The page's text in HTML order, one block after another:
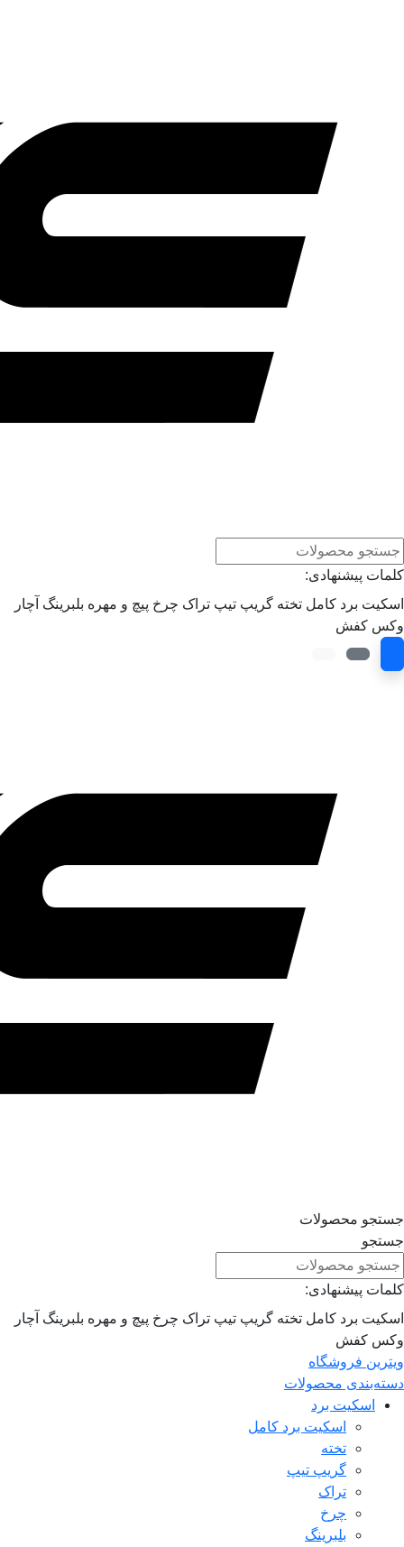
کلمات پیشنهادی:
اسکیت برد کامل تخته گریپ تیپ تراک چرخ پیچ و مهره بلبرینگ آچار
وکس کفش
جستجو محصولات
جستجو
کلمات پیشنهادی:
اسکیت برد کامل تخته گریپ تیپ تراک چرخ پیچ و مهره بلبرینگ آچار
وکس کفش
ویترین فروشگاه
دسته‌بندی محصولات
اسکیت برد
اسکیت برد کامل
تخته
گریپ تیپ
تراک
چرخ
بلبرینگ